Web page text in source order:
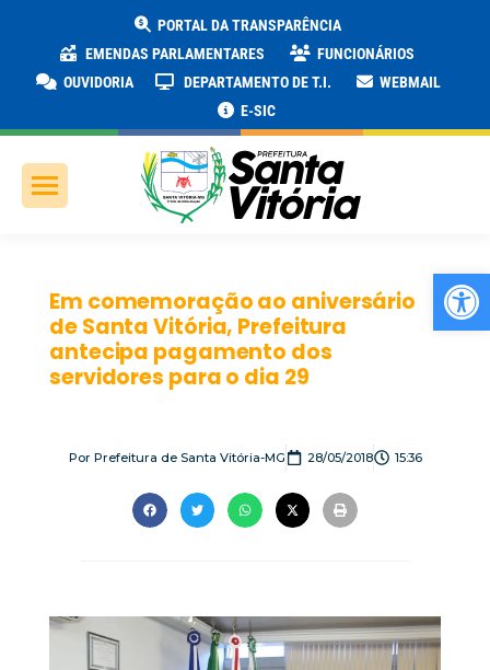
PORTAL DA TRANSPARÊNCIA
EMENDAS PARLAMENTARES
FUNCIONÁRIOS
OUVIDORIA
DEPARTAMENTO DE T.I.
WEBMAIL
E-SIC
Em comemoração ao aniversário
de Santa Vitória, Prefeitura
antecipa pagamento dos
servidores para o dia 29
PorPrefeitura de Santa Vitória-MG 28/05/2018 15:36